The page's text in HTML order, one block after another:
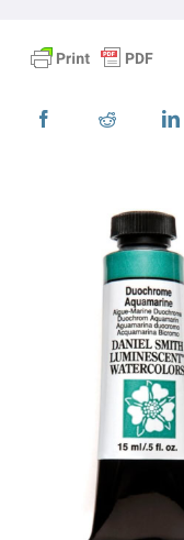
Produkte
Veranstaltungen
Ressourcen
Händler finden
Kontaktieren Sie uns
Abonnieren